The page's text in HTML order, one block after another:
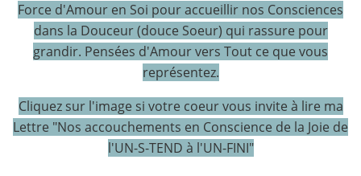
Force d'Amour en Soi pour accueillir nos Consciences
dans la Douceur (douce Soeur) qui rassure pour
grandir. Pensées d'Amour vers Tout ce que vous
représentez.
Cliquez sur l'image si votre coeur vous invite à lire ma
Lettre "Nos accouchements en Conscience de la Joie de
l'UN-S-TEND à l'UN-FINI"